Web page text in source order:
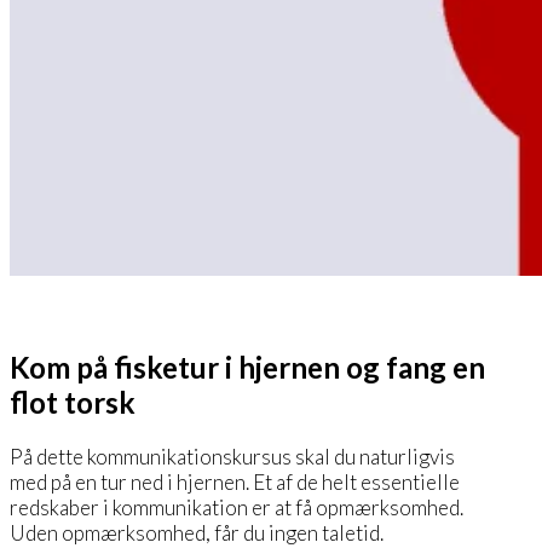
Kom på fisketur i hjernen og fang en
flot torsk
På dette kommunikationskursus skal du naturligvis
med på en tur ned i hjernen. Et af de helt essentielle
redskaber i kommunikation er at få opmærksomhed.
Uden opmærksomhed, får du ingen taletid.